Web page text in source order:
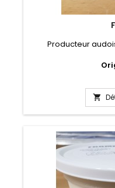
Producteur
